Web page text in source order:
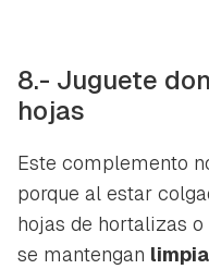
8.- Juguete
hojas
Este complemento
porque al estar
hojas de hortalizas
se mantengan